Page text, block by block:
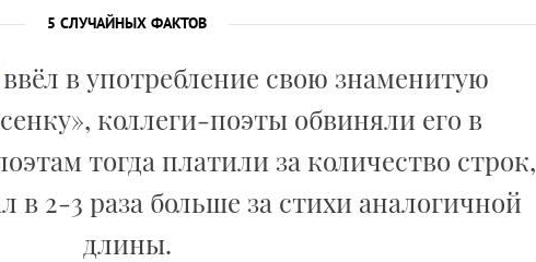
5 СЛУЧАЙНЫХ ФАКТОВ
ввёл в употребление свою знаменитую
коллеги-поэты обвиняли его в
тогда платили за количество строк,
в 2-3 раза больше за стихи аналогичной
длины.